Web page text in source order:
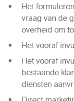
Het
vraag van de
overheid om
Het vooraf
Het vooraf
bestaande
diensten